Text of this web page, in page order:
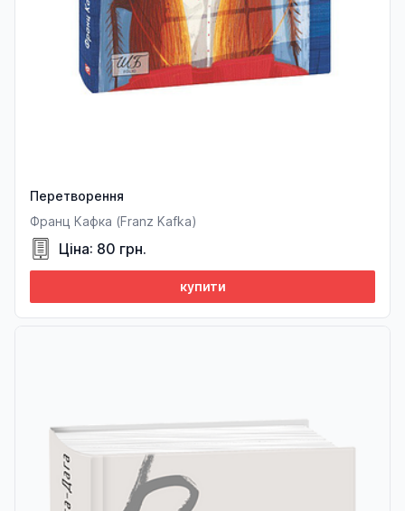
Перетворення
Франц Кафка (Franz Kafka)
Ціна: 80 грн.
купити